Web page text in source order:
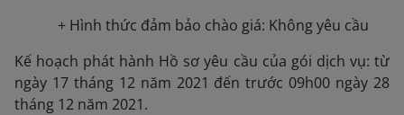
+ Hình thức đảm bảo chào giá: Không yêu cầu
Kế hoạch phát hành Hồ sơ yêu cầu của gói dịch vụ: từ
ngày 17 tháng 12 năm 2021 đến trước 09h00 ngày 28
tháng 12 năm 2021.